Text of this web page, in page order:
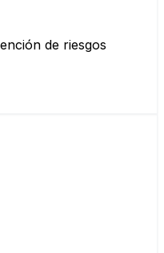
de riesgos